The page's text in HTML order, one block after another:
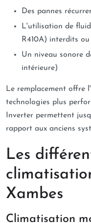
Des pannes
L'utilisation de
R410A) interdits
Un niveau sonore
intérieure)
Le remplacement offre
technologies plus
Inverter permettent
rapport aux anciens
Les
Xambes
Climatisation